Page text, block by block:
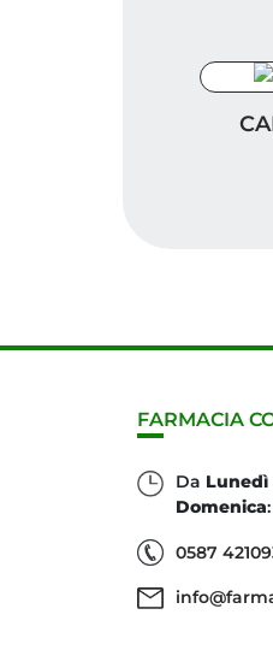
FARMACIA
Da Lunedì
Domenica
0587